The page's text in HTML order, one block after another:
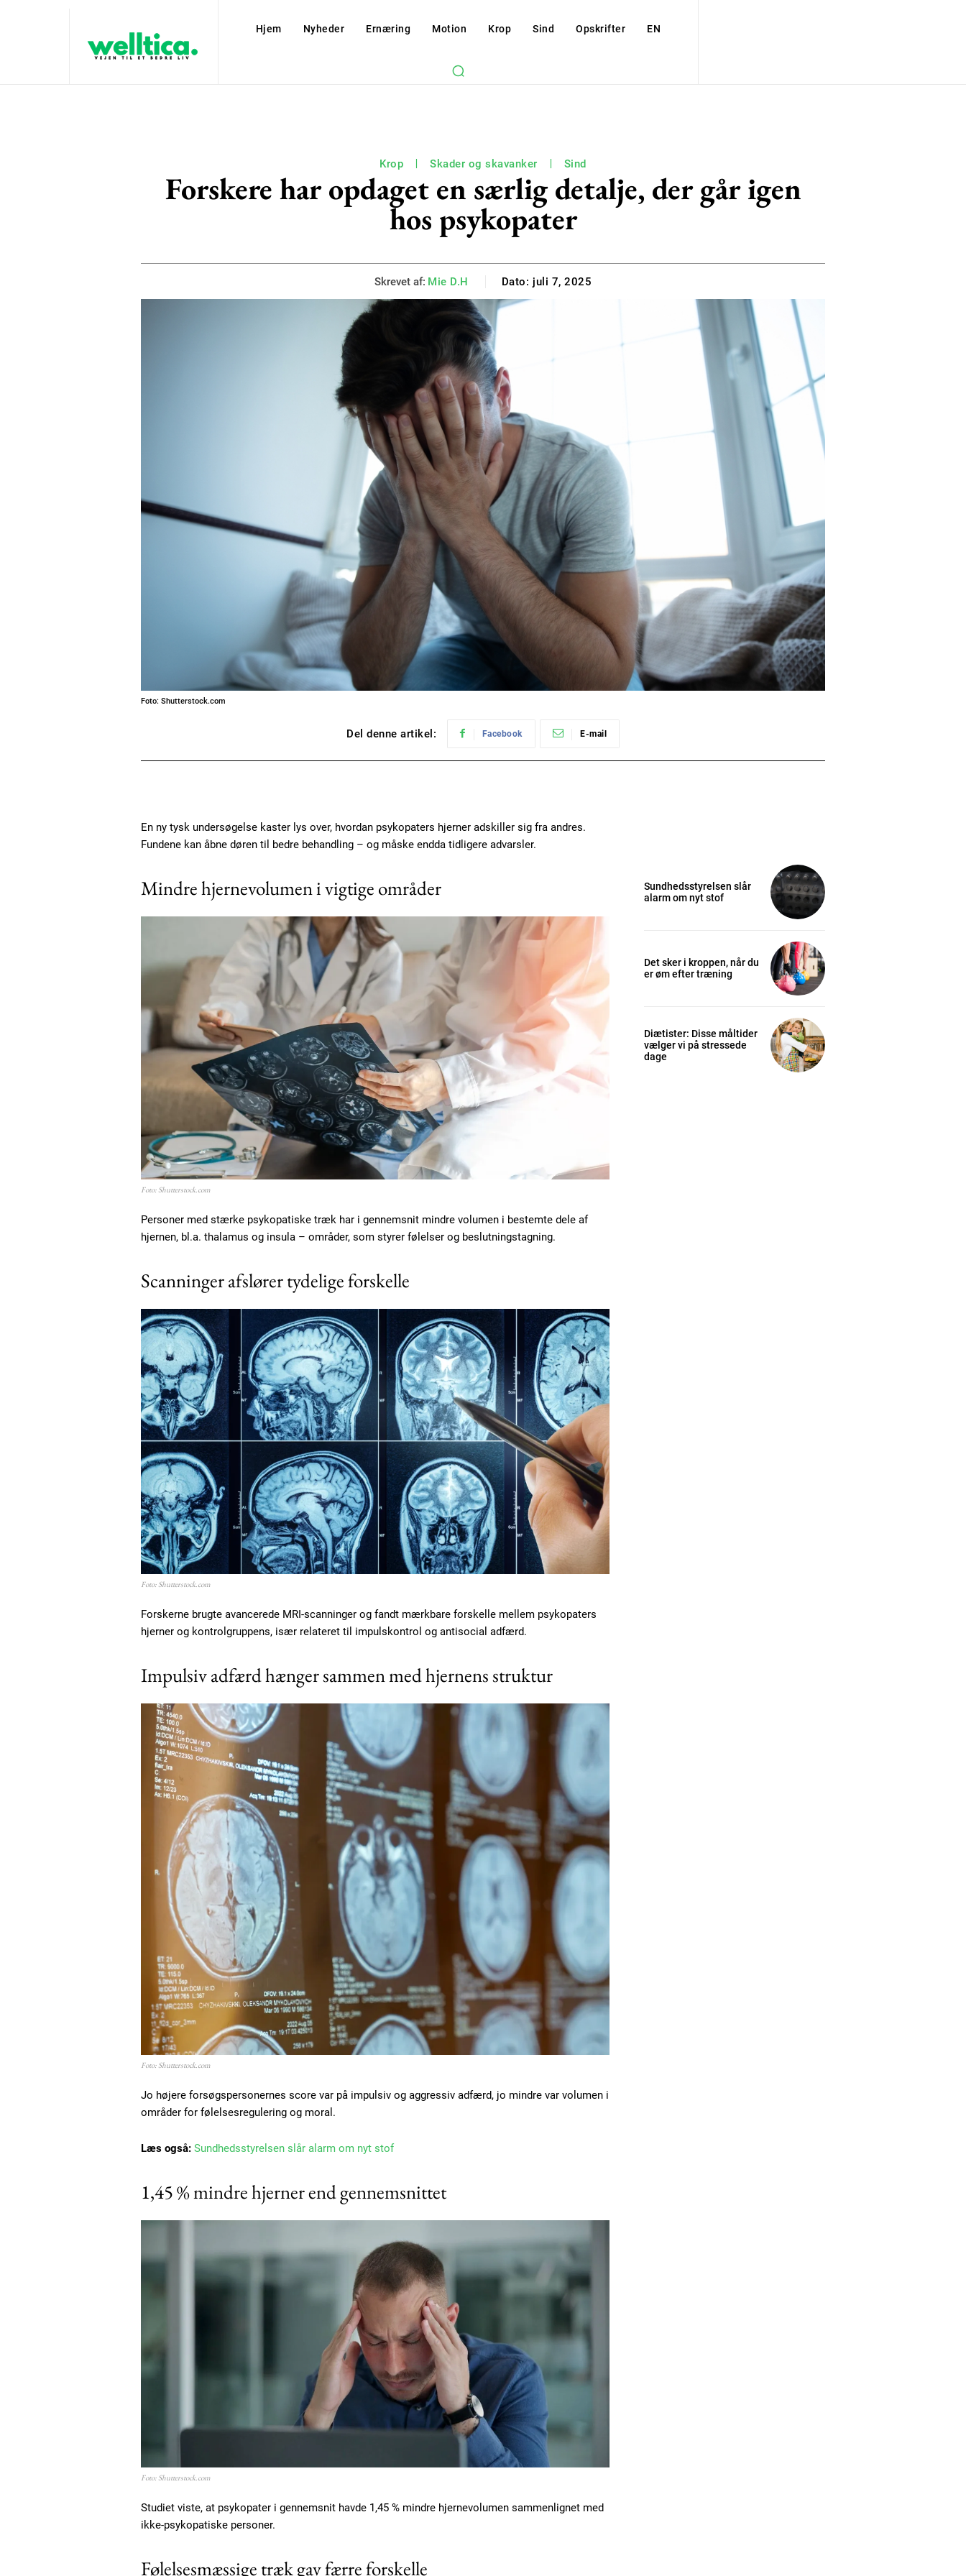
Subscription Plans
Free limited access
Gratis / forever
Etiam est nibh, lobortis sit
Praesent euismod ac
Nullam eu erat condimentum
Orci varius natoque dolor
Member full access
100DKK
Etiam est nibh, lobortis sit
Nullam eu erat condimentum
Donec quis est ac felis
Orci varius natoque dolor
Hjem Nyheder Ernæring Motion Krop Sind Opskrifter EN
Krop Skader og skavanker Sind
Forskere har opdaget en særlig detalje, der går igen
hos psykopater
Skrevet af: Mie D.H Dato: juli 7, 2025
Foto: Shutterstock.com
Del denne artikel: Facebook E-mail
En ny tysk undersøgelse kaster lys over, hvordan psykopaters hjerner adskiller sig fra andres.
Fundene kan åbne døren til bedre behandling – og måske endda tidligere advarsler.
Mindre hjernevolumen i vigtige områder
Foto: Shutterstock.com
Personer med stærke psykopatiske træk har i gennemsnit mindre volumen i bestemte dele af
hjernen, bl.a. thalamus og insula – områder, som styrer følelser og beslutningstagning.
Scanninger afslører tydelige forskelle
Foto: Shutterstock.com
Forskerne brugte avancerede MRI-scanninger og fandt mærkbare forskelle mellem psykopaters
hjerner og kontrolgruppens, især relateret til impulskontrol og antisocial adfærd.
Impulsiv adfærd hænger sammen med hjernens struktur
Foto: Shutterstock.com
Jo højere forsøgspersonernes score var på impulsiv og aggressiv adfærd, jo mindre var volumen i
områder for følelsesregulering og moral.
Læs også: Sundhedsstyrelsen slår alarm om nyt stof
1,45 % mindre hjerner end gennemsnittet
Foto: Shutterstock.com
Studiet viste, at psykopater i gennemsnit havde 1,45 % mindre hjernevolumen sammenlignet med
ikke-psykopatiske personer.
Følelsesmæssige træk gav færre forskelle
Sundhedsstyrelsen slår
alarm om nyt stof
Det sker i kroppen, når du
er øm efter træning
Diætister: Disse måltider
vælger vi på stressede
dage